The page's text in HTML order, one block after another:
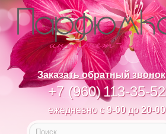
Заказать обратный звонок
+7 (960)113-35-52
ежедневно с 9-00до 20-00